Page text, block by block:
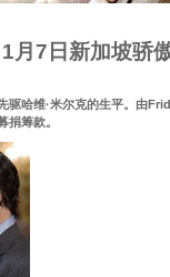
月7日新加坡骄
驱哈维·米尔克的生平。由
筹款。